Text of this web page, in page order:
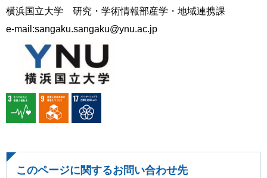
横浜国立大学 研究・学術情報部産学・地域連携課
e-mail:sangaku.sangaku@ynu.ac.jp
このページに関するお問い合わせ先